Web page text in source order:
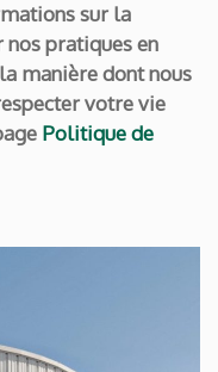
sur la
nos pratiques en
manière dont nous
votre vie
Politique de